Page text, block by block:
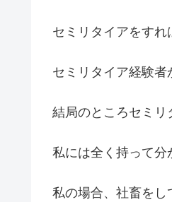
セミリタイアをすれ
セミリタイア経験者
結局のところセミ
私には全く持って分
私の場合、社畜を